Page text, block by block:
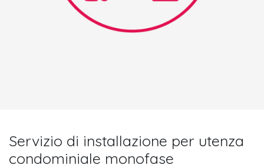
Servizio di installazione per utenza
condominiale monofase